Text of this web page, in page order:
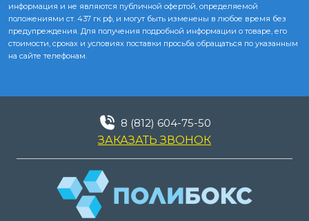
информация и не являются публичной офертой, определяемой
положениями ст. 437 гк рф, и могут быть изменены в любое время без
предупреждения. Для получения подробной информации о товаре, его
стоимости, сроках и условиях поставки просьба обращаться по указанным
на сайте телефонам.
8 (812) 604-75-50
ЗАКАЗАТЬ ЗВОНОК